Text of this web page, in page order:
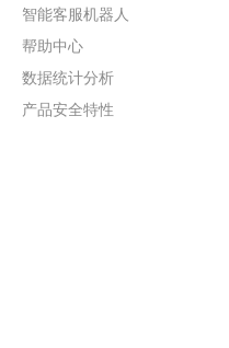
智能客服机器人
帮助中心
数据统计分析
产品安全特性